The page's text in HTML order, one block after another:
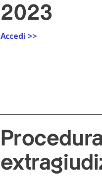
2023
Accedi >>
Procedura